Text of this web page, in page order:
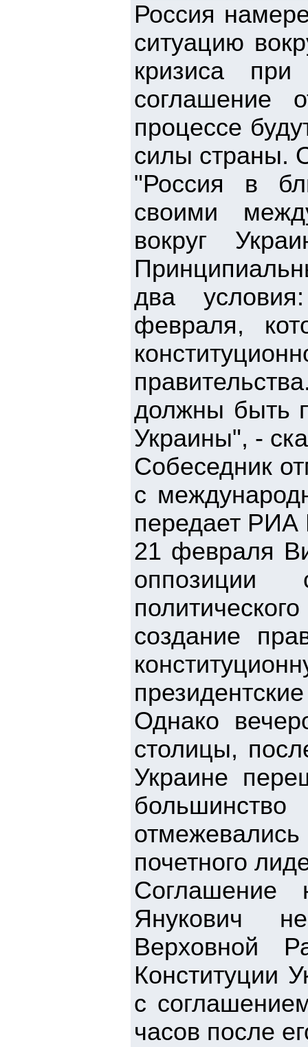
Россия
ситуацию
кризиса
соглашение
процессе
силы страны.
"Россия в
своими
вокруг
два
февраля,
должны быть
Украины", -
Собеседник
с
передает РИА
21 февраля
оппозиции
создание
Однако
столицы,
Украине
почетного
Янукович
Верховной
Конституции
с
часов после